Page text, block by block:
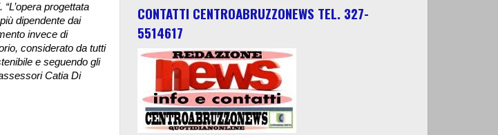
progettata
dipendente dai
invece di
considerato da tutti
e seguendo gli
Catia Di
CONTATTI CENTROABRUZZONEWS TEL. 327-
5514617